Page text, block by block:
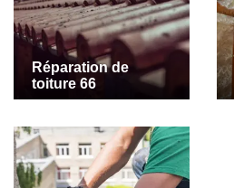
Réparation de
toiture 66